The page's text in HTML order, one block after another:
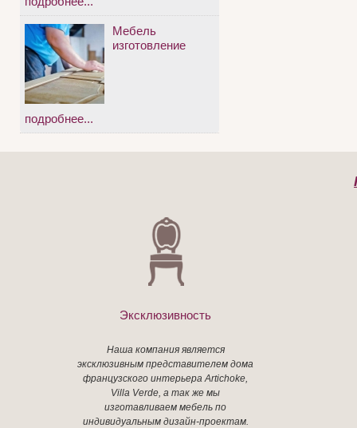
Мебель
изготовление
подробнее...
Эксклюзивность
Наша компания является
эксклюзивным представителем дома
французского интерьера Artichoke,
Villa Verde, а так же мы
изготавливаем мебель по
индивидуальным дизайн-проектам.